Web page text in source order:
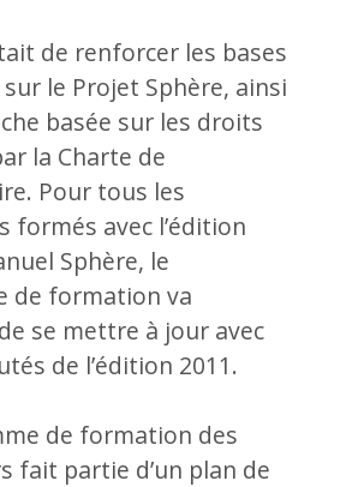
de renforcer les bases
le Projet Sphère, ainsi
basée sur les droits
la Charte de
Pour tous les
formés avec l’édition
Sphère, le
de formation va
se mettre à jour avec
de l’édition 2011.
de formation des
fait partie d’un plan de